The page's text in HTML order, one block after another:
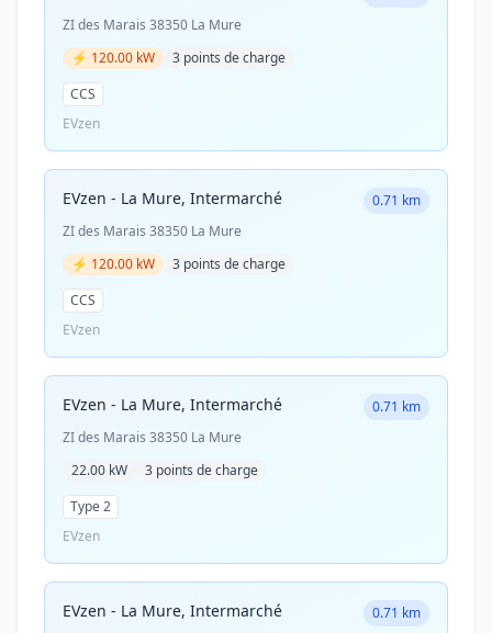
ZI des Marais 38350 La Mure
⚡ 120.00 kW
3 points de charge
CCS
EVzen
EVzen - La Mure, Intermarché
0.71 km
ZI des Marais 38350 La Mure
⚡ 120.00 kW
3 points de charge
CCS
EVzen
EVzen - La Mure, Intermarché
0.71 km
ZI des Marais 38350 La Mure
22.00 kW
3 points de charge
Type 2
EVzen
EVzen - La Mure, Intermarché
0.71 km